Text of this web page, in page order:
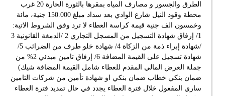
الطرق والجسور و مصارف المياه بمقرها بالثورة الحارة 20 غرب
محطة وقود النيل شارع الوادي بعد سداد مبلغ 150.000 جنية، مائة
وخمسون الف جنية قيمة كراسة العطاء لا ترد وفق الشروط الاتية:
1/ إرفاق شهادة التسجيل من المسجل التجاري 2 /الدمغة القانونية 3
/شهادة إبراء ذمة من الزكاة 4/ شهادة خلو طرف من الضرائب 5/
شهادة تسجيل على القيمة المضافة 6/ إرفاق تامين مبدئي 2% من
جملة العرض المالي المقدم للعطاء شامل القيمة المضافة شيك)
ضمان بنكي خطاب ضمان بنكي او شهادة تأمين من شركات التامين
ساري المفعول خلال فترة العطاء يجدد في حال تمديد فترة العطاء